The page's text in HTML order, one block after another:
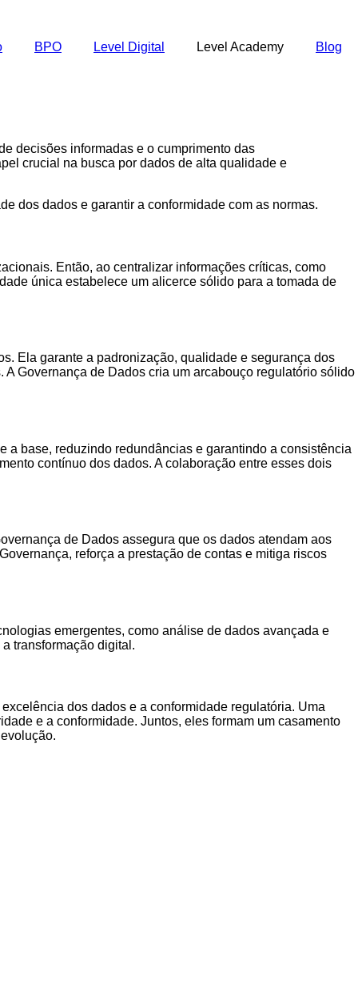
BPO Level Digital Level Academy
Blog
decisões informadas e o cumprimento das
crucial na busca por dados de alta qualidade e
dos dados e garantir a conformidade com as normas.
Então, ao centralizar informações críticas, como
única estabelece um alicerce sólido para a tomada de
Ela garante a padronização, qualidade e segurança dos
Governança de Dados cria um arcabouço regulatório sólido
a base, reduzindo redundâncias e garantindo a consistência
contínuo dos dados. A colaboração entre esses dois
de Dados assegura que os dados atendam aos
reforça a prestação de contas e mitiga riscos
emergentes, como análise de dados avançada e
transformação digital.
dos dados e a conformidade regulatória. Uma
e a conformidade. Juntos, eles formam um casamento